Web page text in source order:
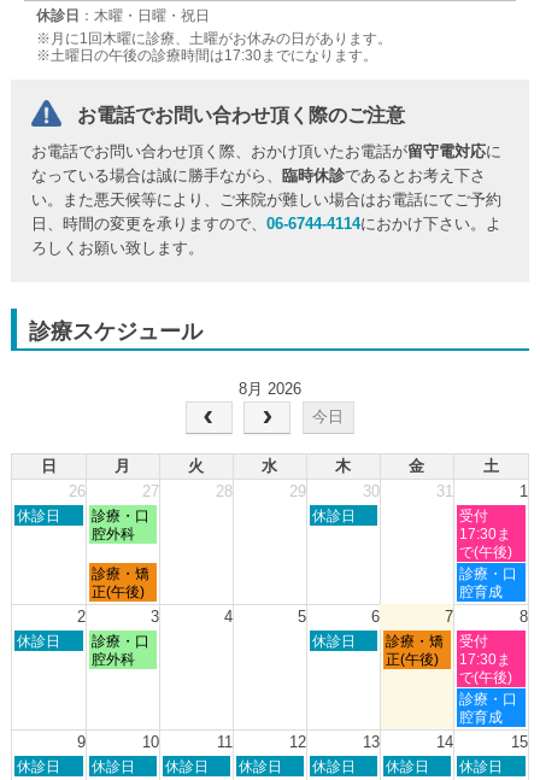
休診日 ：木曜・日曜・祝日
※月に1回木曜に診療、土曜がお休みの日があります。
※土曜日の午後の診療時間は17:30までになります。
お電話でお問い合わせ頂く際のご注意
お電話でお問い合わせ頂く際、おかけ頂いたお電話が留守電対応に
なっている場合は誠に勝手ながら、
臨時休診であるとお考え下さ
い。また悪天候等により、ご来院が難しい場合はお電話にてご予約
日、時間の変更を承りますので、06-6744-4114におかけ下さい。よ
ろしくお願い致します。
診療スケジュール
8月 2026
今日
日 月 火 水 木 金
土
26
27 28 29 30 31 1
日
26th
休診日
月
曜
7
月
27th
診療・口
腔外科
木
30th
休診日
土
曜
日,
8
月
1st
受付
17:30ま
で(午後)
月
曜
日,
月
27th
診療・矯
正(午後)
土
曜
日,
月
1st
2026
診療・口
腔育成
2 3 4 5 6 7 8
日
2nd
休診日
月
曜
3rd
診療・口
腔外科
木
6th
休診日
金
曜
7th
診療・矯
正(午後)
土
曜
日,
8
月
8th
受付
17:30ま
で(午後)
土
曜
日,
月
診療・口
腔育成
9 10 11 12 13 14 15
日
休診日
月
休診日
火
休診日
水
休診日
木
休診日
金
休診日
土
休診日